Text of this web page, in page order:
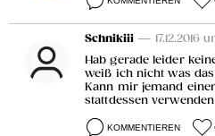
Schnikiii — 17.12.2016
Hab gerade leider
weiß ich nicht was
Kann mir jemand
stattdessen
KOMMENTIEREN